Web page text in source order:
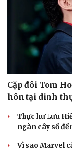
Cặp đôi Tom
hôn tại dinh
Thực hư Lưu
ngàn cây số
Vì sao Marvel